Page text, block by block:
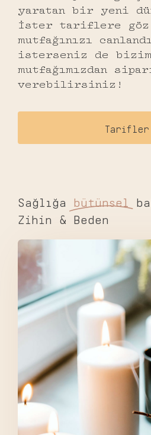
yaratan bir yeni
İster tariflere göz
mutfağınızı
isterseniz de
mutfağımızdan
verebilirsiniz!
Tarifler
Sağlığa bütünsel
Zihin & Beden